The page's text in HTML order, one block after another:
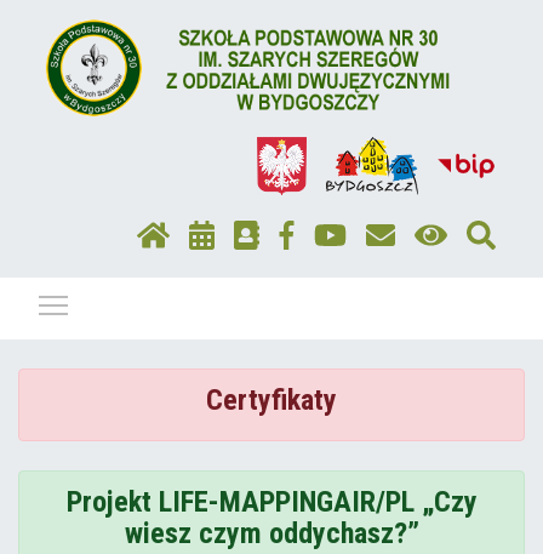
Certyfikaty
Projekt LIFE-MAPPINGAIR/PL „Czy
wiesz czym oddychasz?”